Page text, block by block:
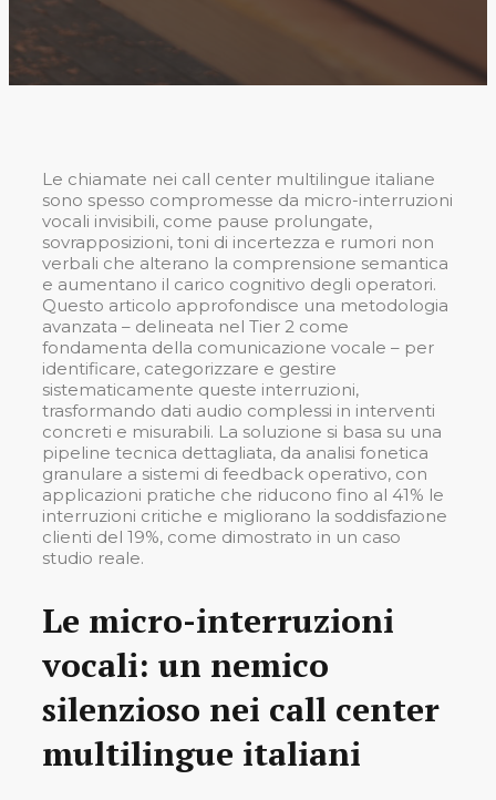
Le chiamate nei call center multilingue italiane
sono spesso compromesse da micro-interruzioni
vocali invisibili, come pause prolungate,
sovrapposizioni, toni di incertezza e rumori non
verbali che alterano la comprensione semantica
e aumentano il carico cognitivo degli operatori.
Questo articolo approfondisce una metodologia
avanzata – delineata nel Tier 2 come
fondamenta della comunicazione vocale – per
identificare, categorizzare e gestire
sistematicamente queste interruzioni,
trasformando dati audio complessi in interventi
concreti e misurabili. La soluzione si basa su una
pipeline tecnica dettagliata, da analisi fonetica
granulare a sistemi di feedback operativo, con
applicazioni pratiche che riducono fino al 41% le
interruzioni critiche e migliorano la soddisfazione
clienti del 19%, come dimostrato in un caso
studio reale.
Le micro-interruzioni
vocali: un nemico
silenzioso nei call center
multilingue italiani